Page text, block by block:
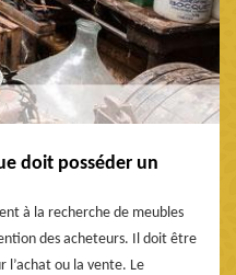
doit posséder un
à la recherche de meubles
des acheteurs. Il doit être
l’achat ou la vente. Le